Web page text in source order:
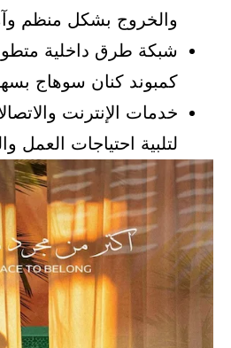
والخروج بشكل منظم
شبكة طرق داخلية
كمبوند كنان سوهاج
خدمات الإنترنت
لتلبية احتياجات العمل